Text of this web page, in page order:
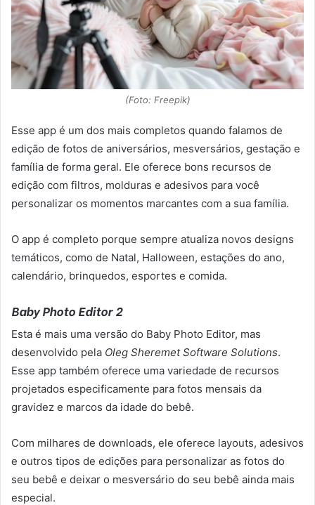
(Foto: Freepik)
Esse app é um dos mais completos quando falamos de
edição de fotos de aniversários, mesversários, gestação e
família de forma geral. Ele oferece bons recursos de
edição com filtros, molduras e adesivos para você
personalizar os momentos marcantes com a sua família.
O app é completo porque sempre atualiza novos designs
temáticos, como de Natal, Halloween, estações do ano,
calendário, brinquedos, esportes e comida.
Baby Photo Editor 2
Esta é mais uma versão do Baby Photo Editor, mas
desenvolvido pela Oleg Sheremet Software Solutions.
Esse app também oferece uma variedade de recursos
projetados especificamente para fotos mensais da
gravidez e marcos da idade do bebê.
Com milhares de downloads, ele oferece layouts, adesivos
e outros tipos de edições para personalizar as fotos do
seu bebê e deixar o mesversário do seu bebê ainda mais
especial.